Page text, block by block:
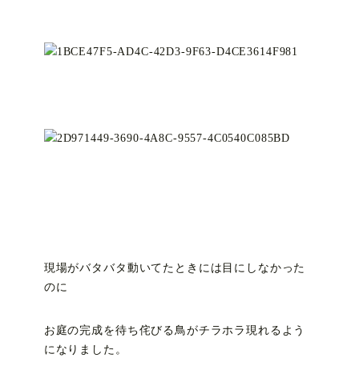
現場がバタバタ動いてたときには目にしなかった
のに
お庭の完成を待ち侘びる鳥がチラホラ現れるよう
になりました。